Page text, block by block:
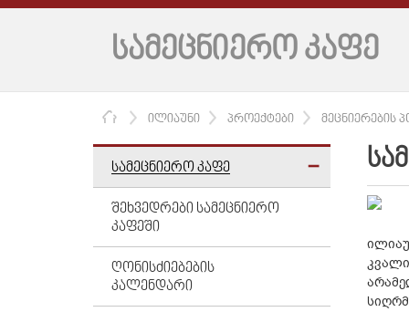
ᲡᲐᲛᲔᲪᲜᲘᲔᲠᲝ ᲙᲐᲤᲔ
ᲛᲗᲐᲕᲐᲠᲘ
ᲘᲚᲘᲐᲣᲜᲘ ᲞᲠᲝᲔᲥᲢᲔᲑᲘ ᲛᲔᲪᲜᲘᲔᲠᲔᲑᲘᲡ
ᲡᲐᲛᲔᲪᲜᲘᲔᲠᲝ ᲙᲐᲤᲔ
ᲨᲔᲮᲕᲔᲓᲠᲔᲑᲘ ᲡᲐᲛᲔᲪᲜᲘᲔᲠᲝ
ᲙᲐᲤᲔᲨᲘ
ᲦᲝᲜᲘᲡᲫᲘᲔᲑᲔᲑᲘᲡ
ᲙᲐᲚᲔᲜᲓᲐᲠᲘ